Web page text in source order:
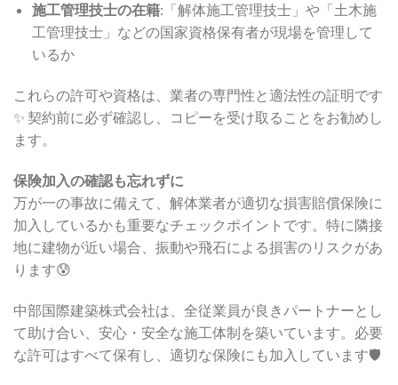
施工管理技士の在籍:「解体施工管理技士」や「土木施
工管理技士」などの国家資格保有者が現場を管理して
いるか
これらの許可や資格は、業者の専門性と適法性の証明です
✨ 契約前に必ず確認し、コピーを受け取ることをお勧めし
ます。
保険加入の確認も忘れずに
万が一の事故に備えて、解体業者が適切な損害賠償保険に
加入しているかも重要なチェックポイントです。特に隣接
地に建物が近い場合、振動や飛石による損害のリスクがあ
ります😰
中部国際建築株式会社は、全従業員が良きパートナーとし
て助け合い、安心・安全な施工体制を築いています。必要
な許可はすべて保有し、適切な保険にも加入しています🛡️